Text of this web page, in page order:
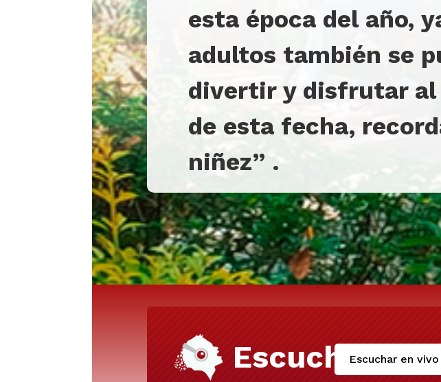
esta época del año,
adultos también se
divertir y disfrutar al
de esta fecha,
niñez” .
EscuchaEscuchar en vivo